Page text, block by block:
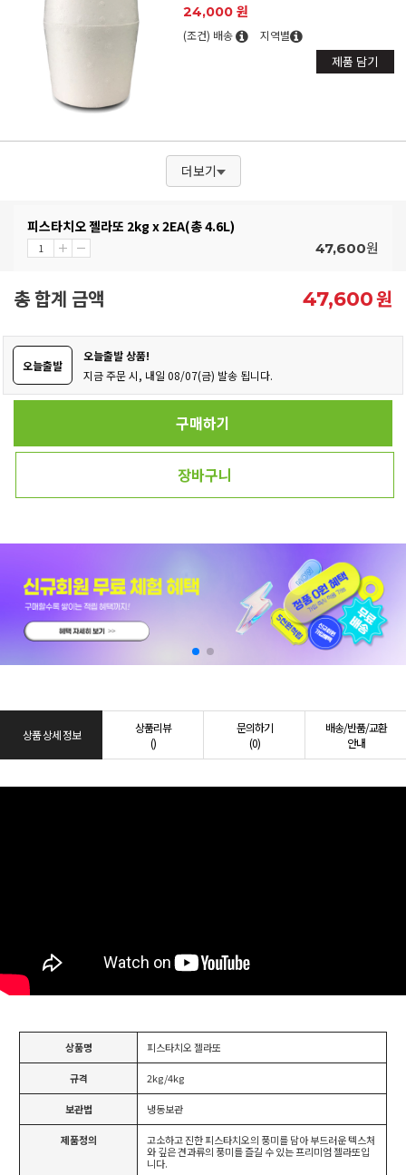
24,000 원
(조건) 배송 지역별
제품 담기
더보기
피스타치오 젤라또 2kg x 2EA(총 4.6L)
47,600원
총 합계 금액 47,600원
오늘출발
오늘출발 상품!
지금 주문 시, 내일 08/07(금) 발송 됩니다.
구매하기
장바구니
상품 상세 정보
상품리뷰
()
문의하기
(0)
배송/반품/교환
안내
상품명 피스타치오 젤라또
규격 2kg/4kg
보관법 냉동보관
제품정의
고소하고 진한 피스타치오의 풍미를 담아 부드러운 텍스처
와 깊은 견과류의 풍미를 즐길 수 있는 프리미엄 젤라또입
니다.